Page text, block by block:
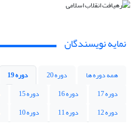
نمایه نویسندگان
همه دوره ها دوره 20 دوره 19
دوره 17
دوره 16 دوره 15
دوره 12
دوره 11 دوره 10